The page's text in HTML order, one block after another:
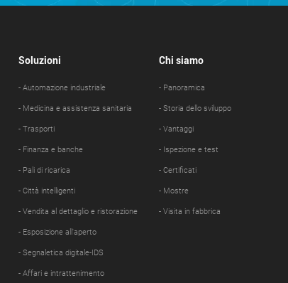
Soluzioni
- Automazione industriale
- Medicina e assistenza sanitaria
- Trasporti
- Finanza e banche
- Pali di ricarica
- Città intelligenti
- Vendita al dettaglio e ristorazione
- Esposizione all'aperto
- Segnaletica digitale-IDS
- Affari e intrattenimento
Chi siamo
- Panoramica
- Storia dello sviluppo
- Vantaggi
- Ispezione e test
- Certificati
- Mostre
- Visita in fabbrica